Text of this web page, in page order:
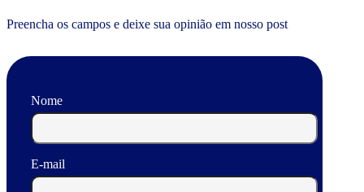
Preencha os campos e deixe sua opinião em nosso post
Nome
E-mail